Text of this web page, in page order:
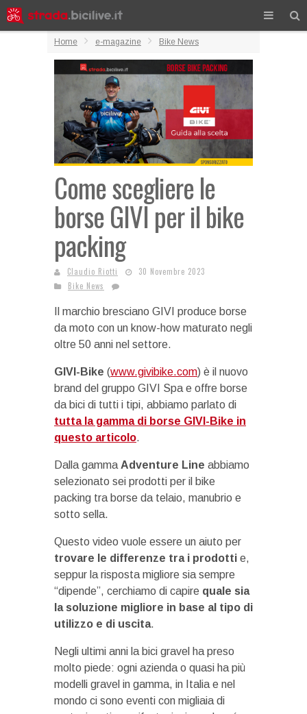
Home e-magazine Bike News
Come scegliere le
borse GIVI per il bike
packing
Claudio Riotti
30 Novembre 2023
Bike News
Il marchio bresciano GIVI produce borse
da moto con un know-how maturato negli
oltre 50 anni nel settore.
GIVI-Bike (www.givibike.com) è il nuovo
brand del gruppo GIVI Spa e offre borse
da bici di tutti i tipi, abbiamo parlato di
tutta la gamma di borse GIVI-Bike in
questo articolo.
Dalla gamma Adventure Line abbiamo
selezionato sei prodotti per il bike
packing tra borse da telaio, manubrio e
sotto sella.
Questo video vuole essere un aiuto per
trovare le differenze tra i prodotti e,
seppur la risposta migliore sia sempre
“dipende”, cerchiamo di capire quale sia
la soluzione migliore in base al tipo di
utilizzo e di uscita.
Negli ultimi anni la bici gravel ha preso
molto piede: ogni azienda o quasi ha più
modelli gravel in gamma, in Italia e nel
mondo ci sono eventi con migliaia di